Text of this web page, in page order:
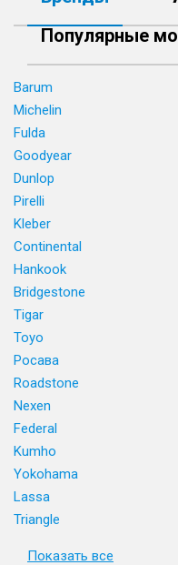
Популярные
Barum
Michelin
Fulda
Goodyear
Dunlop
Pirelli
Kleber
Continental
Hankook
Bridgestone
Tigar
Toyo
Росава
Roadstone
Nexen
Federal
Kumho
Yokohama
Lassa
Triangle
Показать все